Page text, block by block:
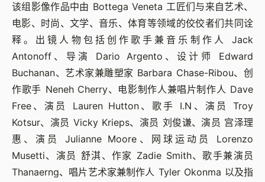
该组影像作品中由 Bottega Veneta 工匠们与来自艺术、
电影、时尚、文学、音乐、体育等领域的佼佼者们共同诠
释。出镜人物包括创作歌手兼音乐制作人 Jack
Antonoff、导演 Dario Argento、设计师 Edward
Buchanan、艺术家兼雕塑家 Barbara Chase-Ribou、创
作歌手 Neneh Cherry、电影制作人兼唱片制作人 Dave
Free、演员 Lauren Hutton、歌手 I.N、演员 Troy
Kotsur、演员 Vicky Krieps、演员 刘俊谦、演员 宫泽理
惠、演员 Julianne Moore、网球运动员 Lorenzo
Musetti、演员 舒淇、作家 Zadie Smith、歌手兼演员
Thanaerng、唱片艺术家兼制作人 Tyler Okonma 以及指